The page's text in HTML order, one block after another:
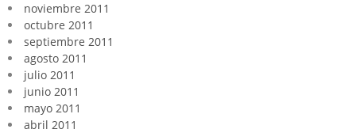
noviembre 2011
octubre 2011
septiembre 2011
agosto 2011
julio 2011
junio 2011
mayo 2011
abril 2011